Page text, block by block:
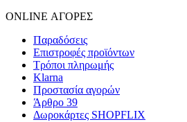
ONLINE ΑΓΟΡΕΣ
Παραδόσεις
Επιστροφές προϊόντων
Τρόποι πληρωμής
Klarna
Προστασία αγορών
Άρθρο 39
Δωροκάρτες SHOPFLIX